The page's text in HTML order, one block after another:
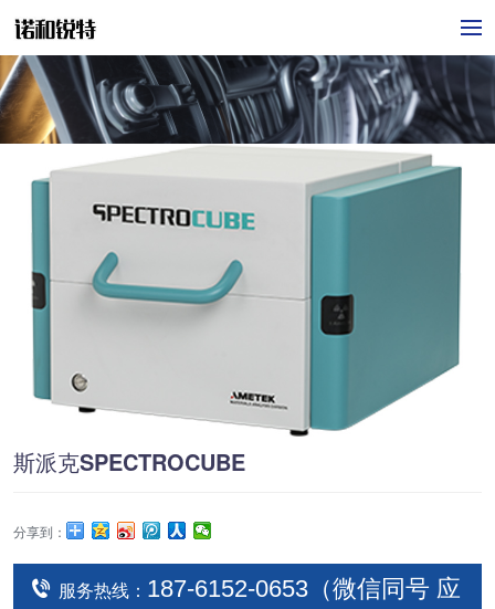
斯派克SPECTROCUBE
分享到：
服务热线： 187-6152-0653（微信同号 应